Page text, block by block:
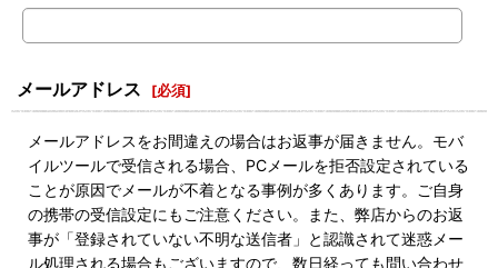
メールアドレス [必須]
メールアドレスをお間違えの場合はお返事が届きません。モバ
イルツールで受信される場合、PCメールを拒否設定されている
ことが原因でメールが不着となる事例が多くあります。ご自身
の携帯の受信設定にもご注意ください。また、弊店からのお返
事が「登録されていない不明な送信者」と認識されて迷惑メー
ル処理される場合もございますので、数日経っても問い合わせ